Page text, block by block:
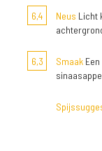
6,4 Neus Licht
6,3 Smaak